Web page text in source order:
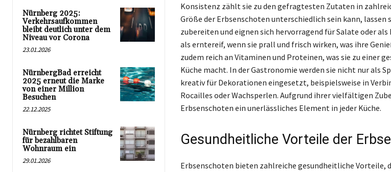
Nürnberg 2025:
Verkehrsaufkommen
bleibt deutlich unter dem
Niveau vor Corona
23.01.2026
NürnbergBad erreicht
2025 erneut die Marke
von einer Million
Besuchen
22.12.2025
Nürnberg richtet Stiftung
für bezahlbaren
Wohnraum ein
29.01.2026
Konsistenz zählt sie zu den gefragtesten Zutaten in
Größe der Erbsenschoten unterschiedlich sein kann,
zubereiten und eignen sich hervorragend für Salate oder
als erntereif, wenn sie prall und frisch wirken, was ihre
zudem reich an Vitaminen und Proteinen, was sie zu einer
Küche macht. In der Gastronomie werden sie nicht nur als
kreativ für Dekorationen eingesetzt, beispielsweise in
Rocailles oder Wachsperlen. Aufgrund ihrer vielfältigen
Erbsenschoten ein unerlässliches Element in jeder Küche.
Gesundheitliche Vorteile der
Erbsenschoten bieten zahlreiche gesundheitliche Vorteile,